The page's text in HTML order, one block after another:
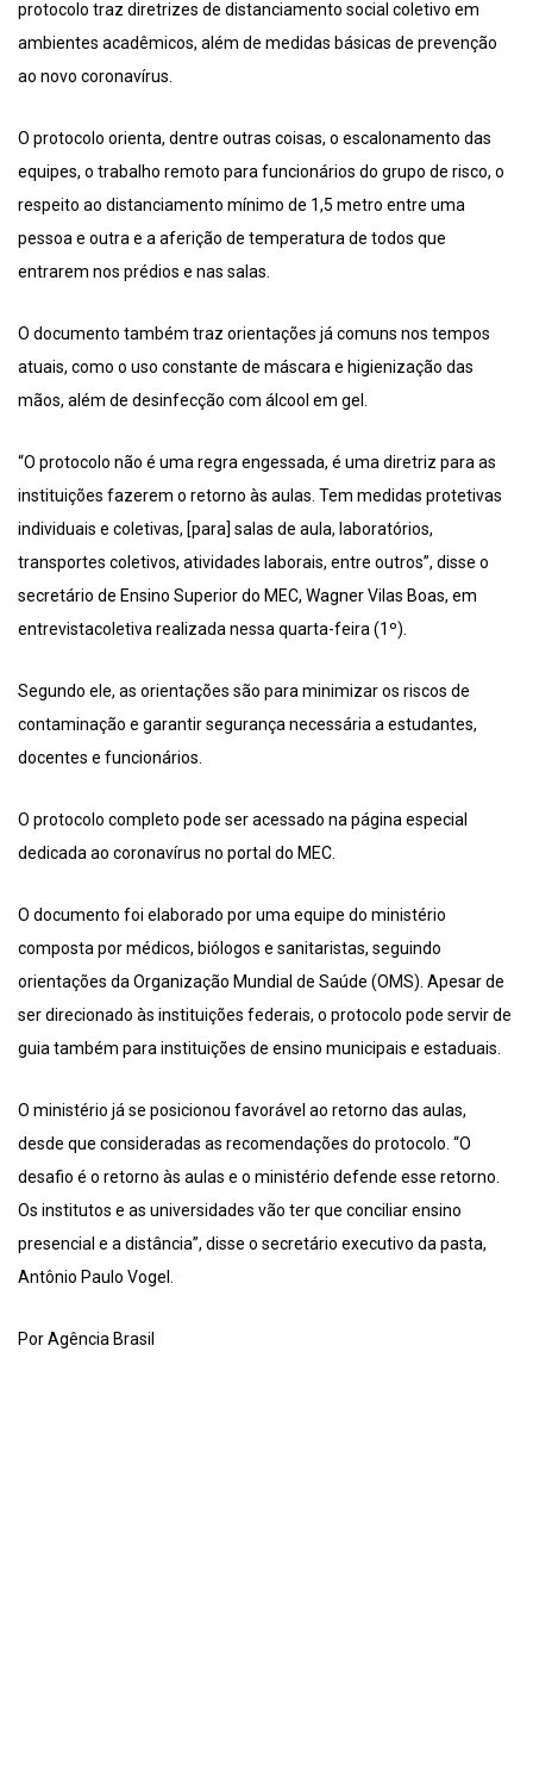
protocolo traz diretrizes de distanciamento social coletivo em
ambientes acadêmicos, além de medidas básicas de prevenção
ao novo coronavírus.
O protocolo orienta, dentre outras coisas, o escalonamento das
equipes, o trabalho remoto para funcionários do grupo de risco, o
respeito ao distanciamento mínimo de 1,5 metro entre uma
pessoa e outra e a aferição de temperatura de todos que
entrarem nos prédios e nas salas.
O documento também traz orientações já comuns nos tempos
atuais, como o uso constante de máscara e higienização das
mãos, além de desinfecção com álcool em gel.
“O protocolo não é uma regra engessada, é uma diretriz para as
instituições fazerem o retorno às aulas. Tem medidas protetivas
individuais e coletivas, [para] salas de aula, laboratórios,
transportes coletivos, atividades laborais, entre outros”, disse o
secretário de Ensino Superior do MEC, Wagner Vilas Boas, em
entrevistacoletiva realizada nessa quarta-feira (1º).
Segundo ele, as orientações são para minimizar os riscos de
contaminação e garantir segurança necessária a estudantes,
docentes e funcionários.
O protocolo completo pode ser acessado na página especial
dedicada ao coronavírus no portal do MEC.
O documento foi elaborado por uma equipe do ministério
composta por médicos, biólogos e sanitaristas, seguindo
orientações da Organização Mundial de Saúde (OMS). Apesar de
ser direcionado às instituições federais, o protocolo pode servir de
guia também para instituições de ensino municipais e estaduais.
O ministério já se posicionou favorável ao retorno das aulas,
desde que consideradas as recomendações do protocolo. “O
desafio é o retorno às aulas e o ministério defende esse retorno.
Os institutos e as universidades vão ter que conciliar ensino
presencial e a distância”, disse o secretário executivo da pasta,
Antônio Paulo Vogel.
Por Agência Brasil